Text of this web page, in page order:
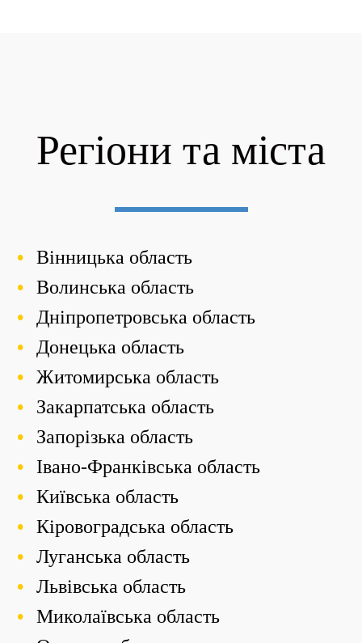
Регіони та міста
Вінницька область
Волинська область
Дніпропетровська область
Донецька область
Житомирська область
Закарпатська область
Запорізька область
Івано-Франківська область
Київська область
Кіровоградська область
Луганська область
Львівська область
Миколаївська область